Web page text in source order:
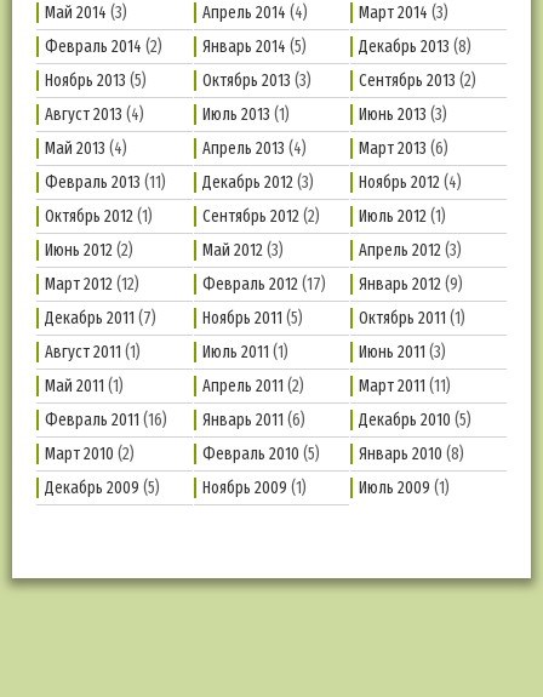
Май 2014 (3) Апрель 2014 (4) Март 2014 (3)
Февраль 2014 (2) Январь 2014 (5) Декабрь 2013 (8)
Ноябрь 2013 (5) Октябрь 2013 (3) Сентябрь 2013 (2)
Август 2013 (4) Июль 2013 (1) Июнь 2013 (3)
Май 2013 (4) Апрель 2013 (4) Март 2013 (6)
Февраль 2013 (11) Декабрь 2012(3) Ноябрь 2012(4)
Октябрь 2012(1) Сентябрь 2012(2) Июль 2012(1)
Июнь 2012(2) Май 2012(3) Апрель 2012(3)
Март 2012(12) Февраль 2012(17) Январь 2012(9)
Декабрь 2011 (7) Ноябрь 2011 (5) Октябрь 2011 (1)
Август 2011 (1) Июль 2011 (1) Июнь 2011 (3)
Май 2011 (1) Апрель 2011 (2) Март 2011 (11)
Февраль 2011 (16) Январь 2011 (6) Декабрь 2010 (5)
Март 2010 (2) Февраль 2010 (5) Январь 2010 (8)
Декабрь 2009 (5) Ноябрь 2009 (1) Июль 2009 (1)